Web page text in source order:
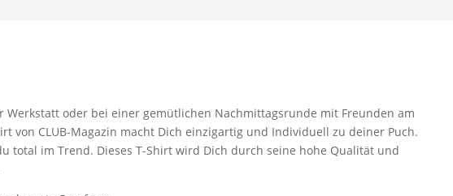
Werkstatt oder bei einer gemütlichen Nachmittagsrunde mit Freunden am
von CLUB-Magazin macht Dich einzigartig und Individuell zu deiner Puch.
total im Trend. Dieses T-Shirt wird Dich durch seine hohe Qualität und